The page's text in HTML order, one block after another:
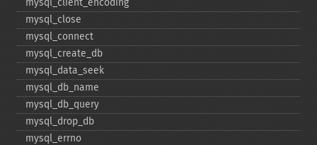
mysql_​client_​encoding
mysql_​close
mysql_​connect
mysql_​create_​db
mysql_​data_​seek
mysql_​db_​name
mysql_​db_​query
mysql_​drop_​db
mysql_​errno